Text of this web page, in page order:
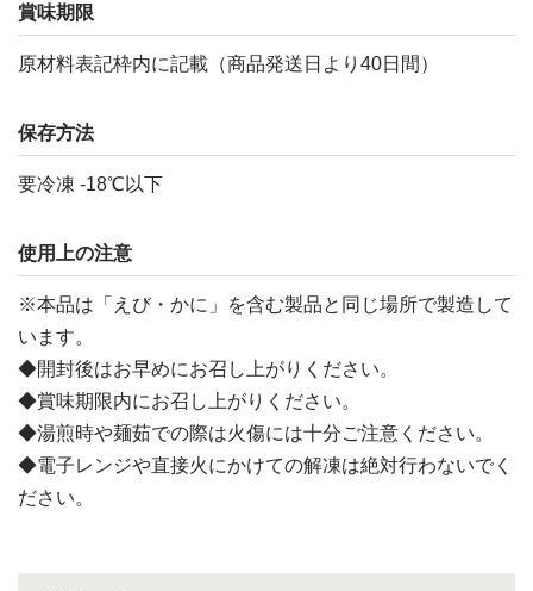
賞味期限
原材料表記枠内に記載（商品発送日より40日間）
保存方法
要冷凍 -18℃以下
使用上の注意
※本品は「えび・かに」を含む製品と同じ場所で製造して
います。
◆開封後はお早めにお召し上がりください。
◆賞味期限内にお召し上がりください。
◆湯煎時や麺茹での際は火傷には十分ご注意ください。
◆電子レンジや直接火にかけての解凍は絶対行わないでく
ださい。